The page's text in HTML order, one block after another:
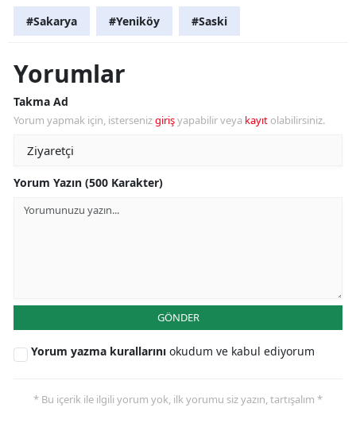
#Sakarya #Yeniköy #Saski
Yorumlar
Takma Ad
Yorum yapmak için, istersenizgirişyapabilir veya kayıt olabilirsiniz.
Yorum Yazın (500 Karakter)
GÖNDER
Yorum yazma kurallarını okudum ve kabul ediyorum
* Bu içerik ile ilgili yorum yok, ilk yorumu siz yazın, tartışalım *